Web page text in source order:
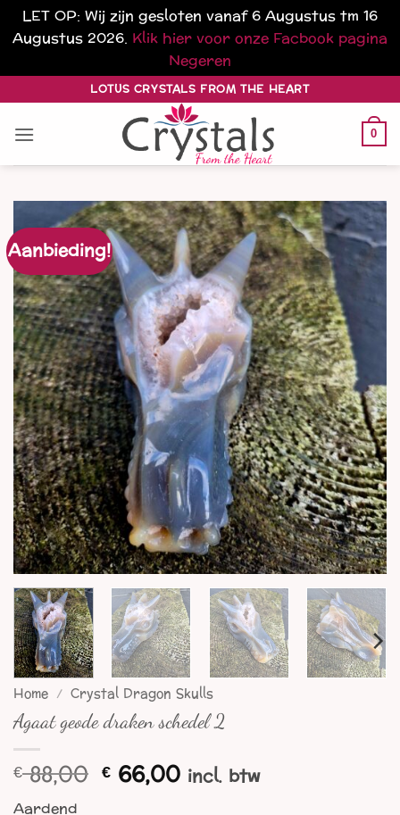
LET OP: Wij zijn gesloten vanaf 6 Augustus tm 16
Augustus 2026. Klik hier voor onze Facbook pagina
Negeren
naar
inhoud
LOTUS CRYSTALS FROM THE HEART
0
Aanbieding!
Home / Crystal Dragon Skulls
Agaat geode draken schedel 2
€88,00 Oorspronkelijke
prijs
€ 66,00Huidige
prijs
incl. btw
Aardend